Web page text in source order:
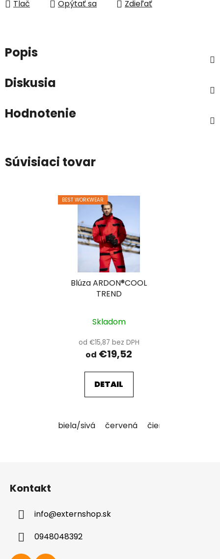
Tlač Opýtať sa Zdieľať
Popis
Diskusia
Hodnotenie
Súvisiaci tovar
BEST WORKWEAR
Blúza ARDON®COOL
TREND
Skladom
od €15,87 bez DPH
od €19,52
DETAIL
biela/sivá červená čierna
Kontakt
info@externshop.sk
0948048392